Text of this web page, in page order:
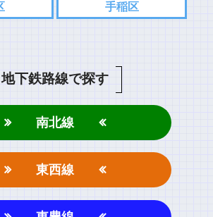
手稲区
地下鉄路線で探す
南北線
東西線